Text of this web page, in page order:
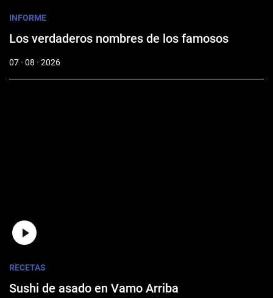
INFORME
Los verdaderos nombres de los famosos
07 · 08 · 2026
RECETAS
Sushi de asado en Vamo Arriba